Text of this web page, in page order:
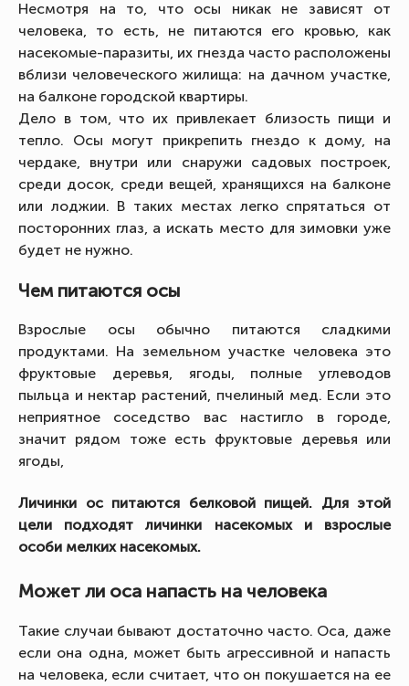
Несмотря на то, что осы никак не зависят от
человека, то есть, не питаются его кровью, как
насекомые-паразиты, их гнезда часто расположены
вблизи человеческого жилища: на дачном участке,
на балконе городской квартиры.
Дело в том, что их привлекает близость пищи и
тепло. Осы могут прикрепить гнездо к дому, на
чердаке, внутри или снаружи садовых построек,
среди досок, среди вещей, хранящихся на балконе
или лоджии. В таких местах легко спрятаться от
посторонних глаз, а искать место для зимовки уже
будет не нужно.
Чем питаются осы
Взрослые осы обычно питаются сладкими
продуктами. На земельном участке человека это
фруктовые деревья, ягоды, полные углеводов
пыльца и нектар растений, пчелиный мед. Если это
неприятное соседство вас настигло в городе,
значит рядом тоже есть фруктовые деревья или
ягоды,
Личинки ос питаются белковой пищей. Для этой
цели подходят личинки насекомых и взрослые
особи мелких насекомых.
Может ли оса напасть на человека
Такие случаи бывают достаточно часто. Оса, даже
если она одна, может быть агрессивной и напасть
на человека, если считает, что он покушается на ее